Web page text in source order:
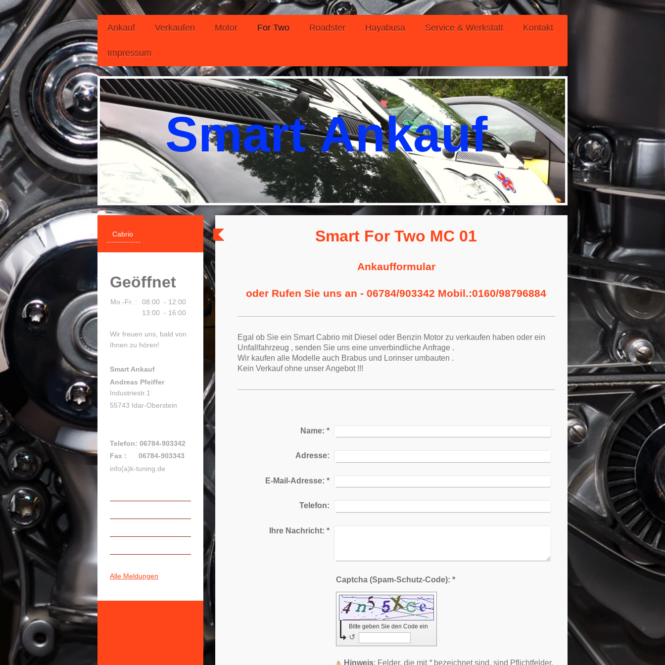
Ankauf Verkaufen Motor For Two Roadster Hayabusa Service & Werkstatt Kontakt
Impressum
Smart Ankauf
Smart For Two MC 01
Ankaufformular
oder Rufen Sie uns an - 06784/903342 Mobil.:0160/98796884
Egal ob Sie ein Smart Cabrio mit Diesel oder Benzin Motor zu verkaufen haben oder ein
Unfallfahrzeug , senden Sie uns eine unverbindliche Anfrage .
Wir kaufen alle Modelle auch Brabus und Lorinser umbauten .
Kein Verkauf ohne unser Angebot !!!
Name: *
Adresse:
E-Mail-Adresse: *
Telefon:
Ihre Nachricht: *
Captcha (Spam-Schutz-Code): *
Bitte geben Sie den Code ein
↺
Hinweis : Felder, die mit *bezeichnet sind, sind Pflichtfelder.
Cabrio
Geöffnet
Mo.-Fr. :
08:00 - 12:00
13:00 - 16:00
Wir freuen uns, bald von
Ihnen zu hören!
Smart Ankauf
Andreas Pfeiffer
Industriestr.1
55743 Idar-Oberstein
Telefon: 06784-903342
Fax : 06784-903343
info(a)k-tuning.de
Alle Meldungen